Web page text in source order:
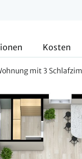
Kosten
mit 3